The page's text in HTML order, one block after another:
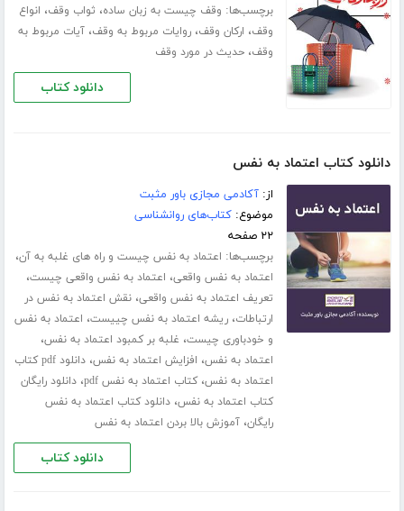
برچسب‌ها: وقف چیست به زبان ساده، ثواب وقف، انواع
وقف، ارکان وقف،روایات مربوط به وقف،آیات مربوط به
وقف،حدیث در مورد وقف
دانلود کتاب
دانلود کتاب اعتماد به نفس
از:آکادمی مجازی باور مثبت
موضوع:کتاب‌های روانشناسی
۲۲ صفحه
برچسب‌ها: اعتماد به نفس چیست و راه های غلبه به آن،
اعتماد به نفس واقعی، اعتماد به نفس واقعی چیست،
تعریف اعتماد به نفس واقعی،نقش اعتماد به نفس در
ارتباطات،ریشه اعتماد به نفس چییست، اعتماد به نفس
و خودباوری چیست، غلبه بر کمبود اعتماد به نفس،
اعتماد به نفس، افزایش اعتماد به نفس،
دانلود pdf کتاب
اعتماد به نفس،کتاب اعتماد به نفس pdf ،دانلود رایگان
کتاب اعتماد به نفس،دانلود کتاب اعتماد به نفس
رایگان،آموزش بالا بردن اعتماد به نفس
دانلود کتاب